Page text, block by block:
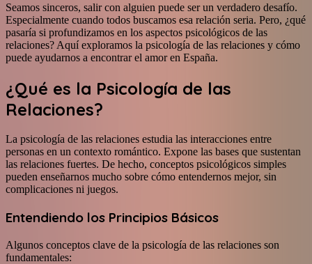
Seamos sinceros, salir con alguien puede ser un verdadero desafío.
Especialmente cuando todos buscamos esa relación seria. Pero, ¿qué
pasaría si profundizamos en los aspectos psicológicos de las
relaciones? Aquí exploramos la psicología de las relaciones y cómo
puede ayudarnos a encontrar el amor en España.
¿Qué es la Psicología de las
Relaciones?
La psicología de las relaciones estudia las interacciones entre
personas en un contexto romántico. Expone las bases que sustentan
las relaciones fuertes. De hecho, conceptos psicológicos simples
pueden enseñarnos mucho sobre cómo entendernos mejor, sin
complicaciones ni juegos.
Entendiendo los Principios Básicos
Algunos conceptos clave de la psicología de las relaciones son
fundamentales: